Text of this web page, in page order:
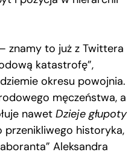
znamy to już z Twittera
katastrofę”,
okresu powojnia.
męczeństwa, a
nawet Dzieje głupoty
przenikliwego historyka,
Aleksandra